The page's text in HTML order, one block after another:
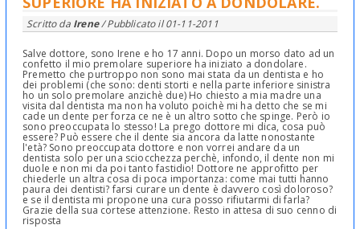
Scritto da Irene/ Pubblicato il01-11-2011
Salve dottore, sono Irene e ho 17 anni. Dopo un morso dato ad un
confetto il mio premolare superiore ha iniziato a dondolare.
Premetto che purtroppo non sono mai stata da un dentista e ho
dei problemi (che sono: denti storti e nella parte inferiore sinistra
ho un solo premolare anzichè due) Ho chiesto a mia madre una
visita dal dentista ma non ha voluto poichè mi ha detto che se mi
cade un dente per forza ce ne è un altro sotto che spinge. Però io
sono preoccupata lo stesso! La prego dottore mi dica, cosa può
essere? Può essere che il dente sia ancora da latte nonostante
l'età? Sono preoccupata dottore e non vorrei andare da un
dentista solo per una sciocchezza perchè, infondo, il dente non mi
duole e non mi da poi tanto fastidio! Dottore ne approfitto per
chiederle un altra cosa di poca importanza: come mai tutti hanno
paura dei dentisti? farsi curare un dente è davvero così doloroso?
e se il dentista mi propone una cura posso rifiutarmi di farla?
Grazie della sua cortese attenzione. Resto in attesa di suo cenno di
risposta